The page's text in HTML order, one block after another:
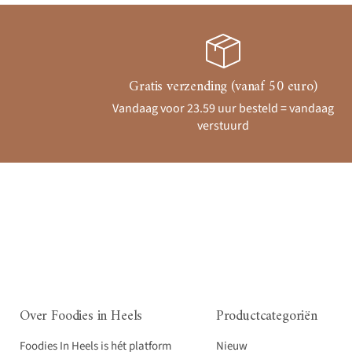
Gratis verzending (vanaf 50 euro)
Vandaag voor 23.59 uur besteld = vandaag
verstuurd
Over Foodies in Heels
Foodies In Heels is hét platform
Productcategoriën
Nieuw